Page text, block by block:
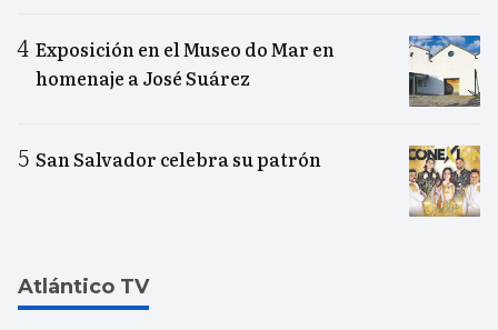
Exposición en el Museo do Mar en
homenaje a José Suárez
San Salvador celebra su patrón
Atlántico TV